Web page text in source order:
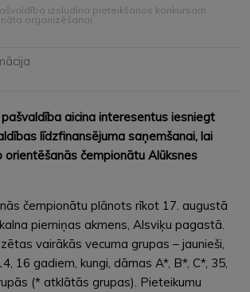
izsludina pieteikšanos konkursam
organizēšanai
aicina interesentus iesniegt
līdzfinansējuma saņemšanai, lai
čempionātu Alūksnes
čempionātu plānots rīkot 17. augustā
piemiņas akmens, Alsviķu pagastā.
vairākās vecuma grupas – jaunieši,
16 gadiem, kungi, dāmas A*, B*, C*, 35,
(* atklātās grupas). Pieteikumu